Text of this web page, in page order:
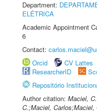
Department:
ELÉTRICA
Academic Appointment
6
Contact:
Orcid
CV Lattes
ResearcherID
Repositório
Author citation: Maciel,
C.;Maciel,